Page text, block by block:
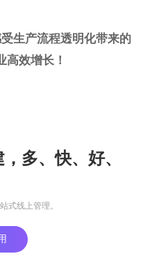
生产流程透明化带来的
效增长！
多、快、好、
式线上管理。